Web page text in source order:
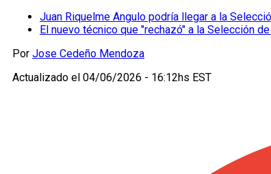
Juan Riquelme Angulo podría llegar a la
El nuevo técnico que "rechazó" a la Selección
Por Jose Cedeño Mendoza
Actualizado el 04/06/2026 - 16:12hs EST